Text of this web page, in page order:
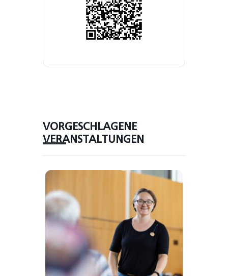
VORGESCHLAGENE
VERANSTALTUNGEN